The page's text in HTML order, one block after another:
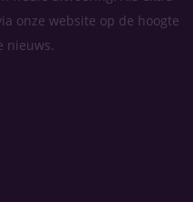
onze website op de hoogte
nieuws.